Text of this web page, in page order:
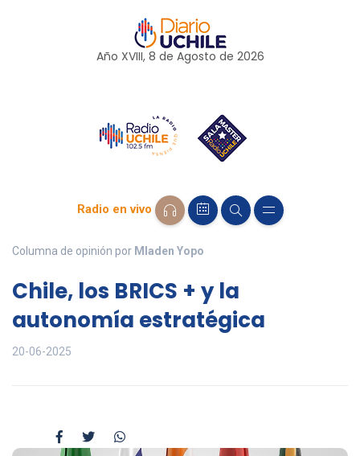
Año XVIII, 8 de Agosto de 2026
Radio en vivo
Columna de opinión por Mladen Yopo
Chile, los BRICS + y la
autonomía estratégica
20-06-2025